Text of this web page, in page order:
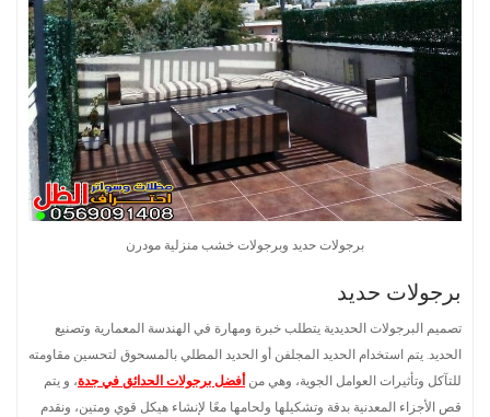
برجولات حديد وبرجولات خشب منزلية مودرن
برجولات حديد
تصميم البرجولات الحديدية يتطلب خبرة ومهارة في الهندسة المعمارية وتصنيع
الحديد. يتم استخدام الحديد المجلفن أو الحديد المطلي بالمسحوق لتحسين مقاومته
للتآكل وتأثيرات العوامل الجوية، وهي منأفضل برجولات الحدائق في جدة، و يتم
قص الأجزاء المعدنية بدقة وتشكيلها ولحامها معًا لإنشاء هيكل قوي ومتين، ونقدم